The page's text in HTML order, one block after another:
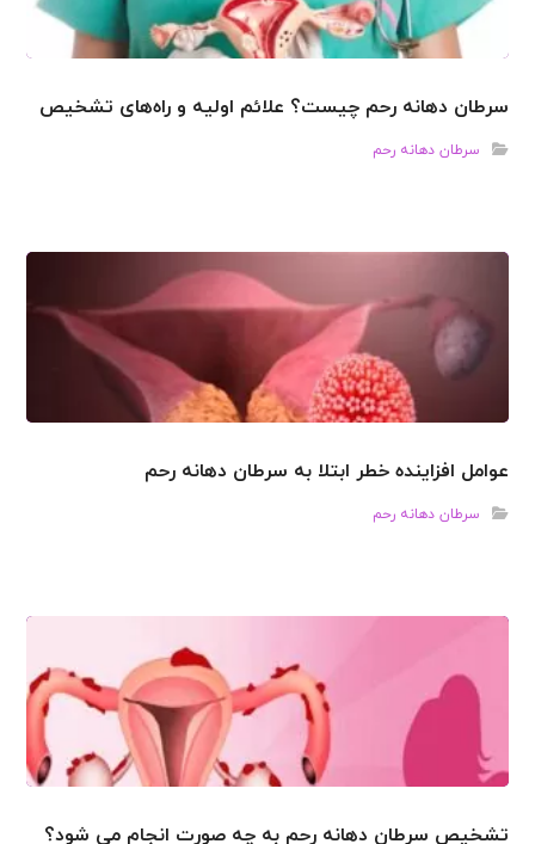
سرطان دهانه رحم چیست؟ علائم اولیه و راه‌های تشخیص
سرطان دهانه رحم
عوامل افزاینده خطر ابتلا به سرطان دهانه رحم
سرطان دهانه رحم
تشخیص سرطان دهانه رحم به چه صورت انجام می شود؟